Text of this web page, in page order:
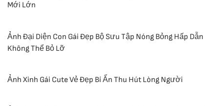
Mới Lớn
Ảnh Đại Diện Con Gái Đẹp Bộ Sưu Tập Nóng Bỏng Hấp Dẫn
Không Thể Bỏ Lỡ
Ảnh Xinh Gái Cute Vẻ Đẹp Bí Ẩn Thu Hút Lòng Người